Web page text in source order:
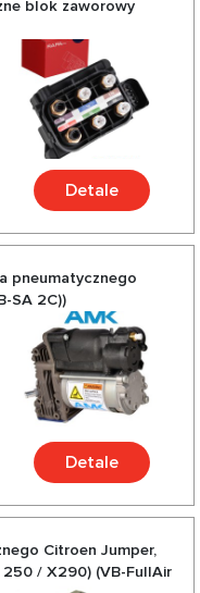
blok zaworowy
Detale
pneumatycznego
SA 2C))
Detale
Citroen Jumper,
/ X290) (VB-FullAir